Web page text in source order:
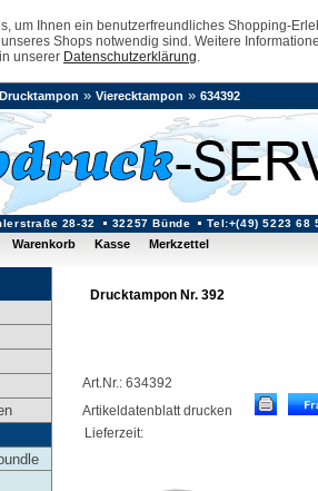
um Ihnen ein benutzerfreundliches Shopping-
Shops notwendig sind. Weitere
unserer Datenschutzerklärung.
28-32 32257 Bünde Tel:+(49) 5223 68
Drucktampon » Vierecktampon » 634392
Warenkorb Kasse Merkzettel
Drucktampon Nr. 392
Art.Nr.: 634392
Artikeldatenblatt drucken
Lieferzeit: